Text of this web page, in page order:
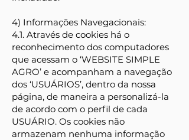
4) Informações Navegacionais:
4.1. Através de cookies há o
reconhecimento dos computadores
que acessam o ‘WEBSITE SIMPLE
AGRO’ e acompanham a navegação
dos ‘USUÁRIOS’, dentro da nossa
página, de maneira a personalizá-la
de acordo com o perfil de cada
USUÁRIO. Os cookies não
armazenam nenhuma informação